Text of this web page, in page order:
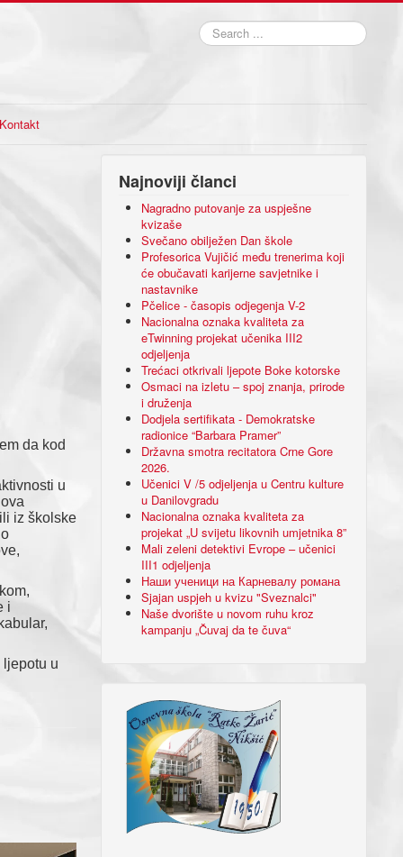
Search
...
Kontakt
da kod
u
iz školske
i
u
Najnoviji članci
Nagradno putovanje za uspješne
kvizaše
Svečano obilježen Dan škole
Profesorica Vujičić među trenerima koji
će obučavati karijerne savjetnike i
nastavnike
Pčelice - časopis odjegenja V-2
Nacionalna oznaka kvaliteta za
eTwinning projekat učenika III2
odjeljenja
Trećaci otkrivali ljepote Boke kotorske
Osmaci na izletu – spoj znanja, prirode
i druženja
Dodjela sertifikata - Demokratske
radionice “Barbara Pramer”
Državna smotra recitatora Crne Gore
2026.
Učenici V /5 odjeljenja u Centru kulture
u Danilovgradu
Nacionalna oznaka kvaliteta za
projekat „U svijetu likovnih umjetnika 8”
Mali zeleni detektivi Evrope – učenici
III1 odjeljenja
Наши ученици на Карневалу романа
Sjajan uspjeh u kvizu "Sveznalci"
Naše dvorište u novom ruhu kroz
kampanju „Čuvaj da te čuva“